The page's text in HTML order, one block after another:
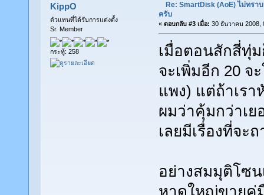
KippO
ตัวแทนที่ได้รับการแต่งตั้ง
Sr. Member
กระทู้: 258
Re: SmartDisk (AoE) ไม่ทร
ครับ
« ตอบกลับ #3 เมื่อ: 30 ธันวาคม 2008,
เมื่อตอนสักสี่ทุ่
จะเพิ่มอีก 20 จ
แพง) แต่ถ้าเรา
ผมว่าคุ้มกว่าเ
เลยมีเรื่องที่จะ
อย่างสมมุติโซน